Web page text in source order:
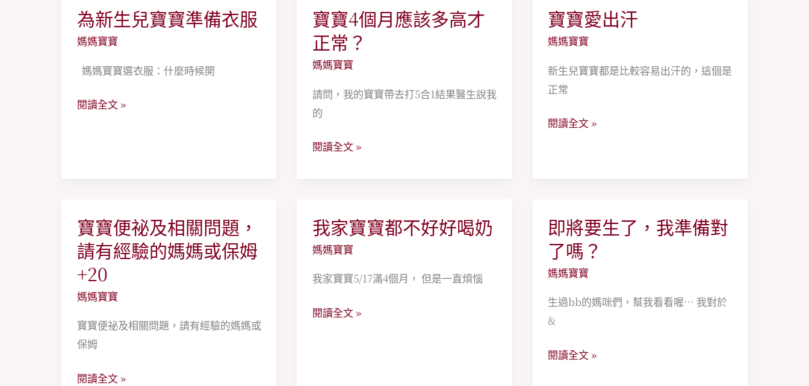
柔
話
語
為新生兒寶寶準備衣服
媽媽寶寶
媽媽寶寶選衣服：什麼時候開
為
新
兒
寶
閱讀全文 »
寶寶4個月應該多高才
正常？
媽媽寶寶
請問，我的寶寶帶去打5合1結果醫生說我
的
寶
寶
4
個
月
應
多
常？
閱讀全文 »
寶寶愛出汗
媽媽寶寶
新生兒寶寶都是比較容易出汗的，這個是
正常
寶
寶
出
汗
閱讀全文 »
寶寶便祕及相關問題，
請有經驗的媽媽或保姆
+20
媽媽寶寶
寶寶便祕及相關問題，請有經驗的媽媽或
保姆
寶
寶
便
祕
及
相
關
問
題，
閱讀全文 »
我家寶寶都不好好喝奶
媽媽寶寶
我家寶寶5/17滿4個月， 但是一直煩惱
我
家
寶
不
閱讀全文 »
即將要生了，我準備對
了嗎？
媽媽寶寶
生過bb的媽咪們，幫我看看喔… 我對於
&
即
將
要
生
了，
我
備
閱讀全文 »